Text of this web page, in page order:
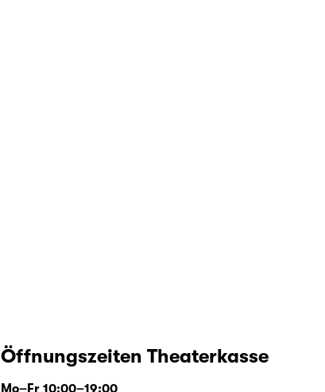
Öffnungszeiten Theaterkasse
Mo–Fr 10:00–19:00